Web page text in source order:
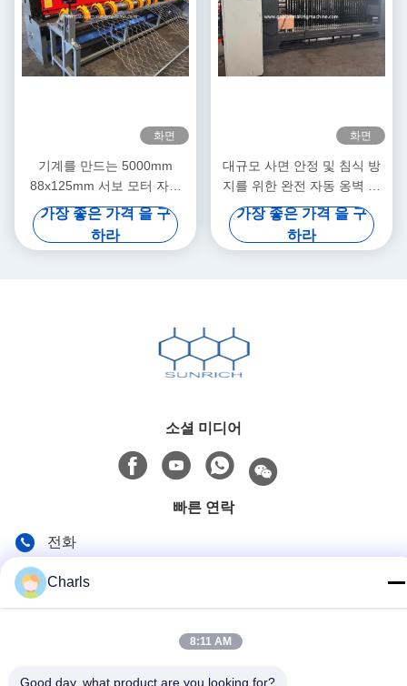
화면
기계를 만드는 5000mm
88x125mm 서보 모터 자동
돌망태
가장 좋은 가격 을 구
하라
화면
대규모 사면 안정 및 침식 방
지를 위한 완전 자동 옹벽 메
쉬 생산 라인
가장 좋은 가격 을 구
하라
소셜 미디어
빠른 연락
전화
이메일
Charls@gabionmachinery.com
Charls
8:11 AM
Good day, what product are you looking for?